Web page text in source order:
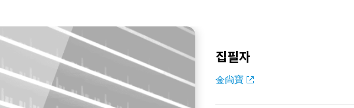
집필자
金尙寶